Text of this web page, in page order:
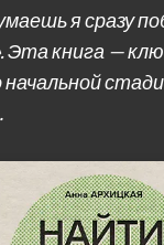
я сразу
Эта книга —